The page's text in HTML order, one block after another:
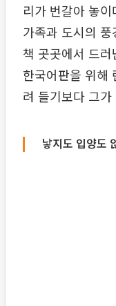
리가 번갈아 놓
가족과 도시의
책 곳곳에서 드
한국어판을 위해
려 들기보다 그
낳지도 입양도